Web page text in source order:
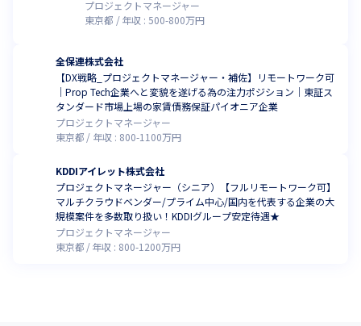
プロジェクトマネージャー
東京都
年収 :500-800万円
全保連株式会社
【DX戦略_プロジェクトマネージャー・補佐】リモートワーク可
｜Prop Tech企業へと変貌を遂げる為の注力ポジション｜東証ス
タンダード市場上場の家賃債務保証パイオニア企業
プロジェクトマネージャー
東京都
年収 : 800-1100万円
KDDIアイレット株式会社
プロジェクトマネージャー（シニア）【フルリモートワーク可】
マルチクラウドベンダー/プライム中心/国内を代表する企業の大
規模案件を多数取り扱い！KDDIグループ安定待遇★
プロジェクトマネージャー
東京都
年収 : 800-1200万円